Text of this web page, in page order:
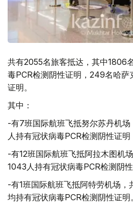
共有2055名旅客抵达，其中1806
毒PCR检测阴性证明，249名哈萨
证明。
其中：
-有7班国际航班飞抵努尔苏丹机
人持有冠状病毒PCR检测阴性证明
-有12班国际航班飞抵阿拉木图机
1043人持有冠状病毒PCR检测阴
-有1班国际航班飞抵阿特劳机场
均持有冠状病毒PCR检测阴性证明。